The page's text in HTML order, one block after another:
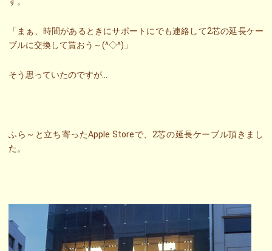
「まぁ、時間があるときにサポートにでも連絡して2芯の延長ケー
ブルに交換して貰おう～(^◇^)」
そう思っていたのですが…
ふら～と立ち寄ったApple Storeで、2芯の延長ケーブル頂きまし
た。